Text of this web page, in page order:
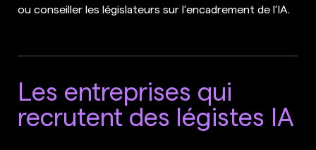
ou conseiller les législateurs sur l’encadrement de l’IA.
Les entreprises qui
recrutent des légistes IA